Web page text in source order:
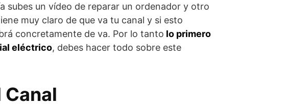
subes un vídeo de reparar un ordenador y otro
muy claro de que va tu canal y si esto
concretamente de va. Por lo tanto lo primero
eléctrico, debes hacer todo sobre este